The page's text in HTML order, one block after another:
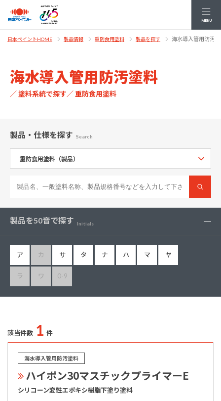
MENU
日本ペイントHOME 製品情報 重防食用塗料 製品を探す 海水導入管用防汚
海水導入管用防汚塗料
／ 塗料系統で探す／ 重防食用塗料
製品・仕様を探す Search
製品を50音で探す Initials
ア カ サ タ ナ ハ マ ヤ
ラ ワ 0-9
該当件数 1 件
海水導入管用防汚塗料
ハイポン30マスチックプライマーE
シリコーン変性エポキシ樹脂下塗り塗料